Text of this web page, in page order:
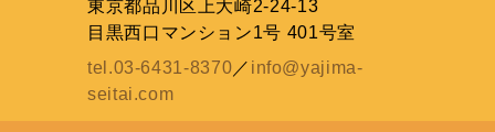
東京都品川区上大崎2-24-13
目黒西口マンション1号 401号室
tel.03-6431-8370／ info@yajima-
seitai.com